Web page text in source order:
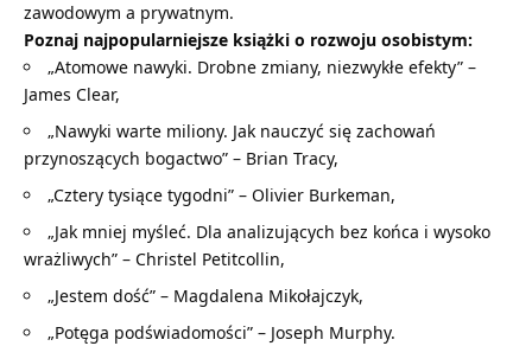
zawodowym a prywatnym.
Poznaj najpopularniejsze książki o rozwoju osobistym:
„Atomowe nawyki. Drobne zmiany, niezwykłe efekty” –
James Clear,
„Nawyki warte miliony. Jak nauczyć się zachowań
przynoszących bogactwo” – Brian Tracy,
„Cztery tysiące tygodni” – Olivier Burkeman,
„Jak mniej myśleć. Dla analizujących bez końca i wysoko
wrażliwych” – Christel Petitcollin,
„Jestem dość” – Magdalena Mikołajczyk,
„Potęga podświadomości” – Joseph Murphy.